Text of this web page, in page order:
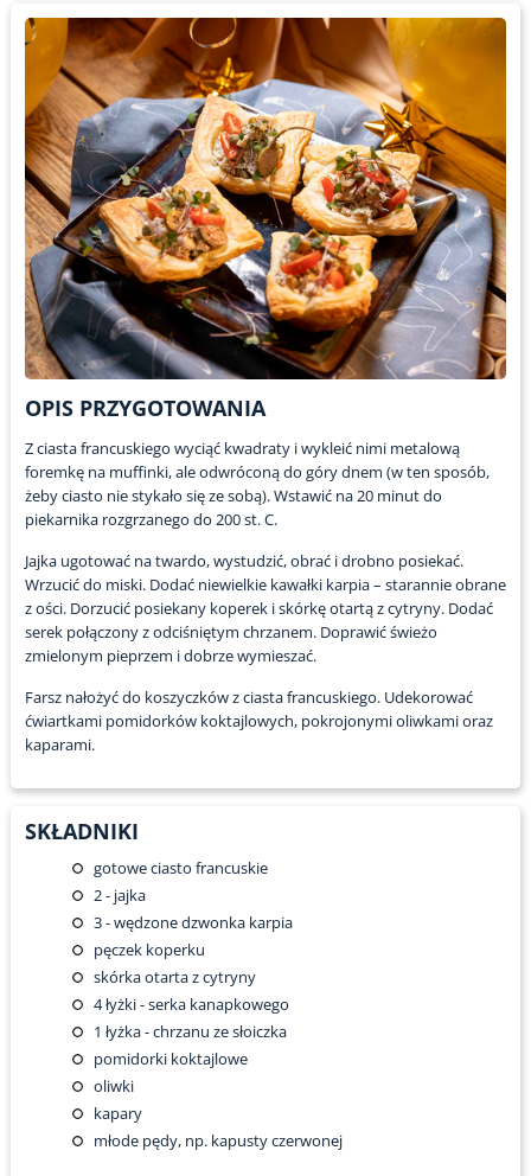
OPIS PRZYGOTOWANIA
Z ciasta francuskiego wyciąć kwadraty i wykleić nimi metalową
foremkę na muffinki, ale odwróconą do góry dnem (w ten sposób,
żeby ciasto nie stykało się ze sobą). Wstawić na 20 minut do
piekarnika rozgrzanego do 200 st. C.
Jajka ugotować na twardo, wystudzić, obrać i drobno posiekać.
Wrzucić do miski. Dodać niewielkie kawałki karpia – starannie obrane
z ości. Dorzucić posiekany koperek i skórkę otartą z cytryny. Dodać
serek połączony z odciśniętym chrzanem. Doprawić świeżo
zmielonym pieprzem i dobrze wymieszać.
Farsz nałożyć do koszyczków z ciasta francuskiego. Udekorować
ćwiartkami pomidorków koktajlowych, pokrojonymi oliwkami oraz
kaparami.
SKŁADNIKI
gotowe ciasto francuskie
2- jajka
3- wędzone dzwonka karpia
pęczek koperku
skórka otarta z cytryny
4łyżki - serka kanapkowego
1 łyżka - chrzanu ze słoiczka
pomidorki koktajlowe
oliwki
kapary
młode pędy, np. kapusty czerwonej